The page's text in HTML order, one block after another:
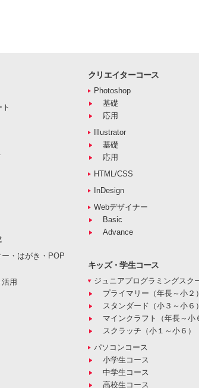
・はがき・POP
用
クリエイターコース
Photoshop
基礎
応用
Illustrator
基礎
応用
HTML/CSS
InDesign
Webデザイナー
Basic
Advance
キッズ・学生コース
ジュニアプログラミングスク
プライマリー（年長～小２）
スタンダード（小３～小６）
マインクラフト（年長～小
スクラッチ（小１～小６）
パソコンコース
小学生コース
中学生コース
高校生コース